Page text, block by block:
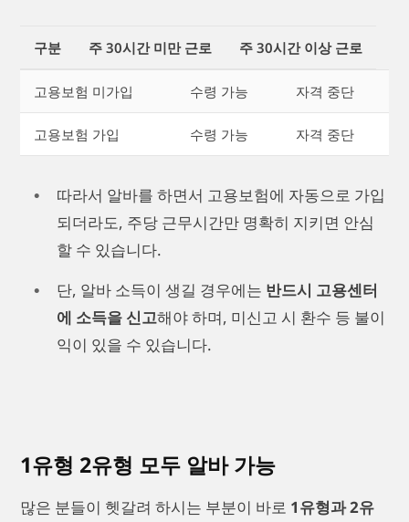
구분 주 30시간 미만 근로 주 30시간 이상 근로
고용보험 미가입 수령 가능 자격 중단
고용보험 가입 수령 가능 자격 중단
따라서 알바를 하면서 고용보험에 자동으로 가입
되더라도, 주당 근무시간만 명확히 지키면 안심
할 수 있습니다.
단, 알바 소득이 생길 경우에는 반드시 고용센터
에 소득을 신고해야 하며, 미신고 시 환수 등 불이
익이 있을 수 있습니다.
1유형 2유형 모두 알바 가능
많은 분들이 헷갈려 하시는 부분이 바로 1유형과 2유